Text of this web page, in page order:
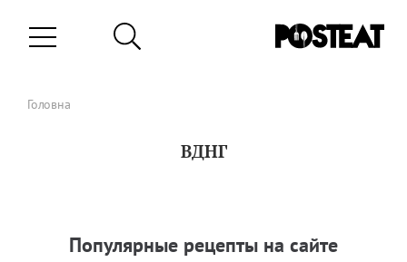
Головна
ВДНГ
Популярные рецепты на сайте